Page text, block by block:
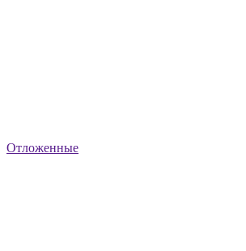
Отложенные